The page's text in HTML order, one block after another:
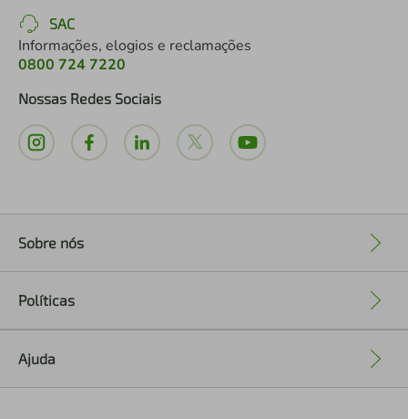
SAC
Informações, elogios e reclamações
0800 724 7220
Nossas Redes Sociais
Sobre nós
Políticas
Ajuda